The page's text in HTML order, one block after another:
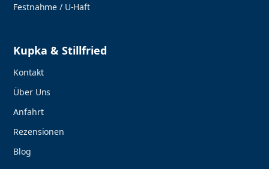
Festnahme / U-Haft
Kupka & Stillfried
Kontakt
Über Uns
Anfahrt
Rezensionen
Blog